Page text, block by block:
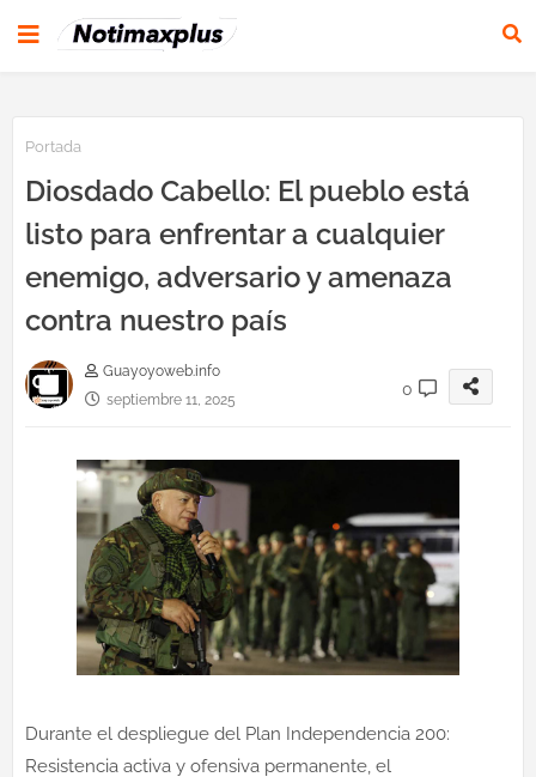
Portada
Diosdado Cabello: El pueblo está
listo para enfrentar a cualquier
enemigo, adversario y amenaza
contra nuestro país
Guayoyoweb.info
septiembre 11, 2025
0
Durante el despliegue del Plan Independencia 200:
Resistencia activa y ofensiva permanente, el